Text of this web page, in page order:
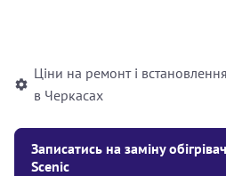
Ціни на ремонт і
в Черкасах
Записатись на заміну
Scenic